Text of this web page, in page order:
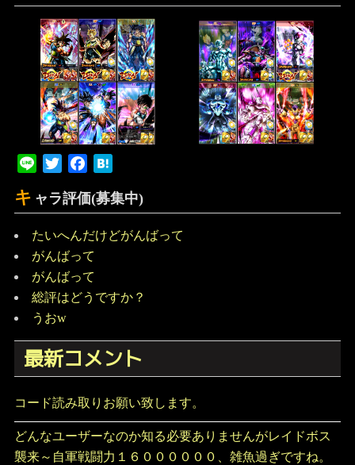
Line Twitter Facebook
キ ャラ評価(募集中)
たいへんだけどがんばって
がんばって
がんばって
総評はどうですか？
うおw
最新コメント
コード読み取りお願い致します。
どんなユーザーなのか知る必要ありませんがレイドボス
襲来～自軍戦闘力１６００００００、雑魚過ぎですね。